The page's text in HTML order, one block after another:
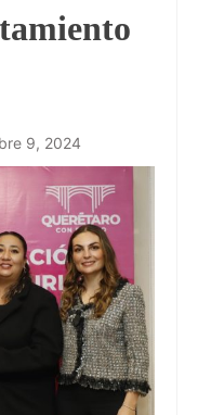
9, 2024